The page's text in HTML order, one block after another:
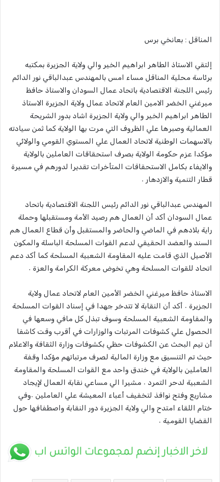
المناقل : بعانخي برس
إلتقي الاستاذ الطاهر ابراهيم الخير والي ولاية الجزيرة بمكتبه
برئاسة محلية المناقل مساء امس بالمهندس عبدالباقي نور الدائم
رئيس اللجنة الاقتصادية باتحاد عمال السودان والاستاذ حافظ
ميرغني الخضر الامين العام لاتحاد عمال ولاية الجزيرة الاستاذ
الطاهر ابراهيم الخير والي ولاية الجزيرة اشاد بدور الشريحة
العمالية وصبرها علي الظروف التي مرت بها الولاية كما ثمن سيادته
بالاسهمات الوطنية لاتحاد العمال علي المستوي القومي والولائي
مؤكدا عزم حكومة الولاية بصرف استحقاقات العاملين بالولاية
والايفاء بكامل الاستحقاقات المتأخرات تقديرا لدورهم في مسيرة
قطار التنمية والازدهار ٠
المهندس عبدالباقي نور الدائم رئيس اللجنة الاقتصادية باتحاد
عمال السودان أكد أن العمال هم رصيد الأمة ومستقبلها وحملة
راية بلادهم في الماضي والحاضر والمستقبل وأن قطاع العمال هم
السند والعضد الحقيقي لدعم القوات المسلحة الباسلة والمكون
الأصيل الذي قامت عليه المقاومة الشعبية المسلحة كما أكد دعم
اتحاد للقوات المسلحة وهي تخوض معركة الكرامة والعزة ٠
الاستاذ حافظ ميرغني الخضر الأمين العام لاتحاد عمال ولاية
الجزيرة ٠ أكد أن النقابة لا تتدخر جهدا في إسناد القوات المسلحة
والمقاومة الشعبية المسلحة وسوف تبذل كل مافي وسعها في
الحصول علي كشوفات المرتبات والوزارات في أقرب وقت كاشفا
أن تيم البحث عن الكشوفات حظي بكشوفات وزارة الثقافة والاعلام
حيث تم التنسيق مع وزارة المالية لصرف مرتباتهم مؤكدا وقفة
العاملين بالولاية في خندق واحد مع القوات المسلحة والمقاومة
الشعبية لدحر التمرد ٠ مشيرا الي مساعي نقابة العمال لإيجاد
مشاريع وفتح نوافذ لتخفيف أعباء المعيشة علي العاملين ٠وفي
ختام اللقاء امتدح والي ولاية الجزيرة دور النقابة واصطفافها حول
القضايا القومية ٠